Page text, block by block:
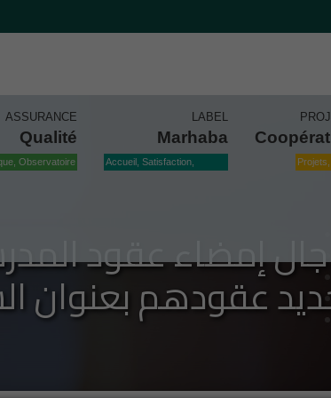
ASSURANCE
Qualité
Observatoire
LABEL
Marhaba
Accueil, Satisfaction,
Projets,
إمضاء عقود
عقودهم بعنوان السنة